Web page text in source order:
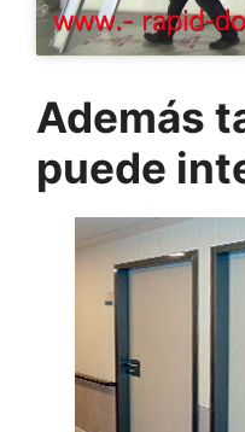
Además
puede